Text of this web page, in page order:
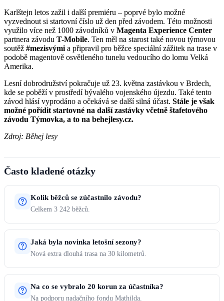
Karlštejn letos zažil i další premiéru – poprvé bylo možné
vyzvednout si startovní číslo už den před závodem. Této možnosti
využilo více než 1000 závodníků v Magenta Experience Center
partnera závodu T-Mobile. Ten měl na starost také novou týmovou
soutěž #mezisvými a připravil pro běžce speciální zážitek na trase v
podobě magentově osvětleného tunelu vedoucího do lomu Velká
Amerika.
Lesní dobrodružství pokračuje už 23. května zastávkou v Brdech,
kde se poběží v prostředí bývalého vojenského újezdu. Také tento
závod hlásí vyprodáno a očekává se další silná účast. Stále je však
možné pořídit startovné na další zastávky včetně štafetového
závodu Týmovka, a to na behejlesy.cz.
Zdroj: Běhej lesy
Často kladené otázky
Kolik běžců se zúčastnilo závodu?
Celkem 3 242 běžců.
Jaká byla novinka letošní sezony?
Nová extra dlouhá trasa na 30 kilometrů.
Na co se vybralo 20 korun za účastníka?
Na podporu nadačního fondu Mathilda.